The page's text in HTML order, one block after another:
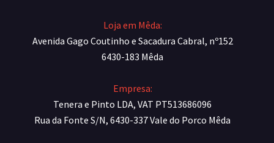
Loja em Mêda:
Avenida Gago Coutinho e Sacadura Cabral, nº152
6430-183 Mêda
Empresa:
Tenera e Pinto LDA, VAT PT513686096
Rua da Fonte S/N, 6430-337 Vale do Porco Mêda